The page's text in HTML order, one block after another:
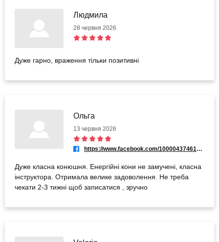
Людмила
28 червня 2026
Дуже гарно, враження тільки позитивні
Ольга
13 червня 2026
https://www.facebook.com/100004374614459
Дуже класна конюшня. Енергійні кони не замучені, класна
інструктора. Отримала велике задоволення. Не треба
чекати 2-3 тижні щоб записатися , зручно